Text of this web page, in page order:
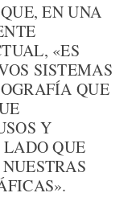
EN UNA
«ES
SISTEMAS
QUE
Y
LADO QUE